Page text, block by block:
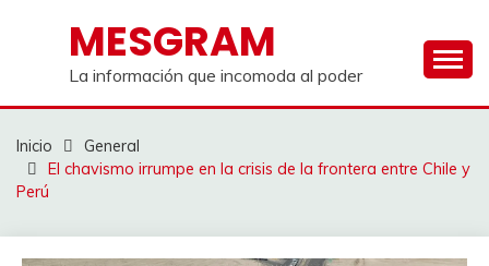
contenidoMESGRAM
La información que incomoda al poder
Inicio
General
El chavismo irrumpe en la crisis de la frontera entre Chile y
Perú